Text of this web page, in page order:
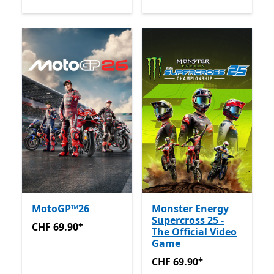
MotoGP™26
CHF 69.90Enthält In-App-Käufe
CHF 69.90+
Monster Energy
Supercross 25 -
The Official Video
Game
CHF 69.90Enthält In-App-
CHF 69.90+